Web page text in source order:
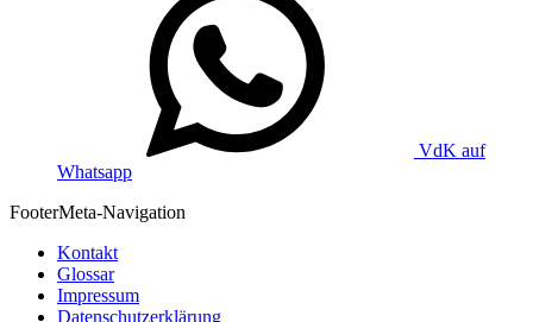
VdK auf
Whatsapp
FooterMeta-Navigation
Kontakt
Glossar
Impressum
Datenschutzerklärung